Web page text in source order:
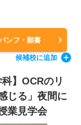
ンフ・願書
候補校に追加
】OCRのリ
じる」夜間に
業見学会